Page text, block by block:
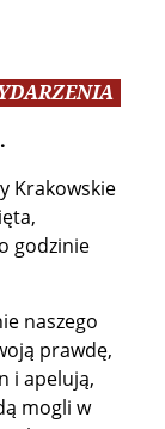
Krakowskie
godzinie
naszego
prawdę,
i apelują,
mogli w